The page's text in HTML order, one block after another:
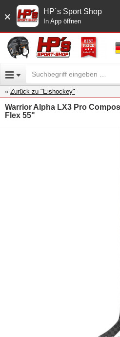
× HP´s Sport Shop
In App öffnen
Zurück zu "Eishockey"
Warrior Alpha LX3 Pro
Flex 55"